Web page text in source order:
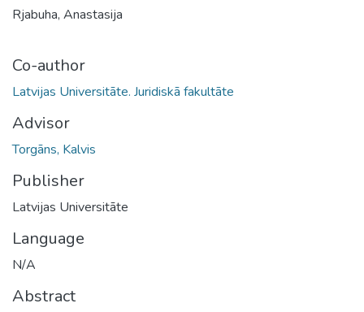
Rjabuha, Anastasija
Co-author
Latvijas Universitāte. Juridiskā fakultāte
Advisor
Torgāns, Kalvis
Publisher
Latvijas Universitāte
Language
N/A
Abstract